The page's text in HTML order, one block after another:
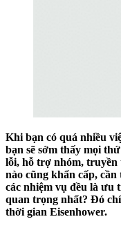
Khi bạn có quá nhiều
bạn sẽ sớm thấy mọi
lỗi, hỗ trợ nhóm,
nào cũng khẩn cấp,
các nhiệm vụ đều là ưu
quan trọng nhất? Đó
thời gian Eisenhower.